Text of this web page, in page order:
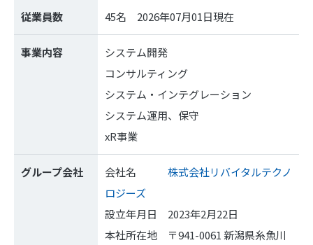
従業員数 45名 2026年07月01日現在
事業内容
システム開発
コンサルティング
システム・インテグレーション
システム運用、保守
xR事業
グループ会社 会社名 株式会社リバイタルテクノ
ロジーズ
設立年月日 2023年2月22日
本社所在地 〒941-0061 新潟県糸魚川